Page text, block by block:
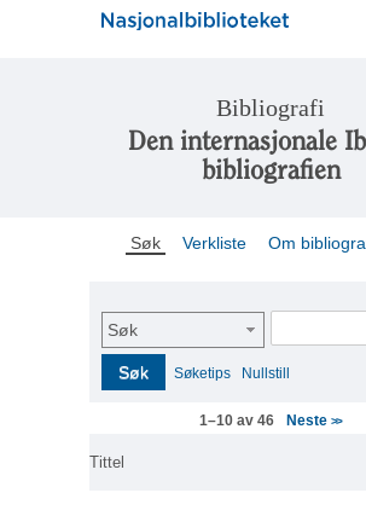
Bibliografi
Den internasjonale
bibliografien
Søk Verkliste Om
Søk
Søk Søketips Nullstill
1–10 av 46 Neste>>
Tittel